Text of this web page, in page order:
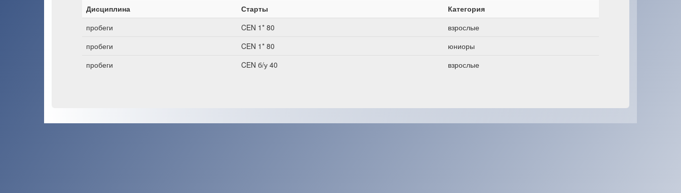
Дисциплина
Старты
Категория
пробеги
CEN 1* 80
взрослые
пробеги
CEN 1* 80
юниоры
пробеги
CEN б/у 40 взрослые